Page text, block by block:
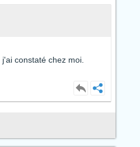
constaté chez moi.